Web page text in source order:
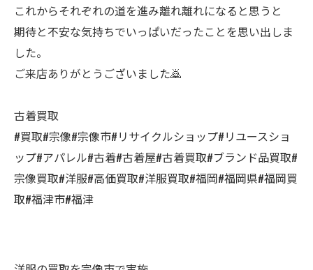
これからそれぞれの道を進み離れ離れになると思うと
期待と不安な気持ちでいっぱいだったことを思い出しま
した。
ご来店ありがとうございました🙇
古着買取
#買取#宗像#宗像市#リサイクルショップ#リユースショ
ップ#アパレル#古着#古着屋#古着買取#ブランド品買取#
宗像買取#洋服#高価買取#洋服買取#福岡#福岡県#福岡買
取#福津市#福津